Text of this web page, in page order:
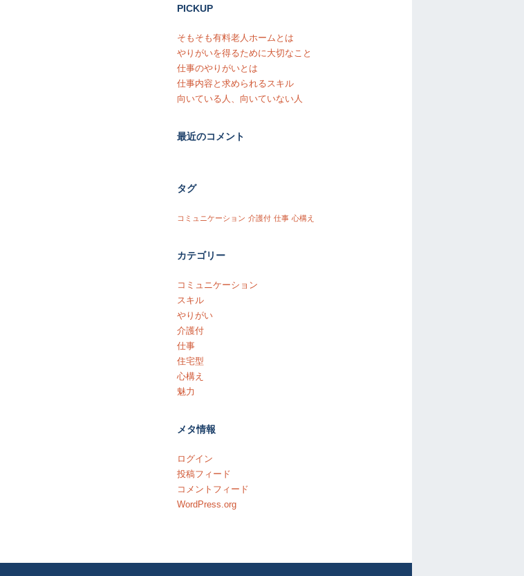
PICKUP
そもそも有料老人ホームとは
やりがいを得るために大切なこと
仕事のやりがいとは
仕事内容と求められるスキル
向いている人、向いていない人
最近のコメント
タグ
コミュニケーション 介護付 仕事 心構え
カテゴリー
コミュニケーション
スキル
やりがい
介護付
仕事
住宅型
心構え
魅力
メタ情報
ログイン
投稿フィード
コメントフィード
WordPress.org